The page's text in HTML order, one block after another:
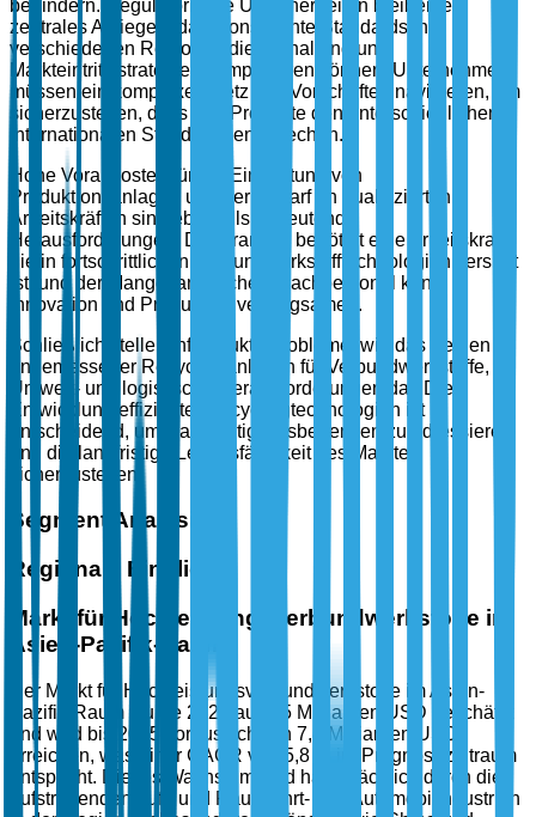
behindern. Regulatorische Unsicherheiten bleiben ein
zentrales Anliegen, da inkonsistente Standards in
verschiedenen Regionen die Einhaltung und
Markteintrittsstrategien komplizieren können. Unternehmen
müssen ein komplexes Netz von Vorschriften navigieren, um
sicherzustellen, dass ihre Produkte den unterschiedlichen
internationalen Standards entsprechen.
Hohe Vorabkosten für die Einrichtung von
Produktionsanlagen und der Bedarf an qualifizierten
Arbeitskräften sind ebenfalls bedeutende
Herausforderungen. Die Branche benötigt eine Arbeitskraft,
die in fortschrittlichen Verbundwerkstofftechnologien versiert
ist, und der Mangel an solchem Fachpersonal kann
Innovation und Produktion verlangsamen.
Schließlich stellen Infrastrukturprobleme, wie das Fehlen
angemessener Recyclinganlagen für Verbundwerkstoffe,
Umwelt- und logistische Herausforderungen dar. Die
Entwicklung effizienter Recyclingtechnologien ist
entscheidend, um Nachhaltigkeitsbedenken zu adressieren
und die langfristige Lebensfähigkeit des Marktes
sicherzustellen.
Segment Analysis
Regionale Einblicke
Markt für Hochleistungsverbundwerkstoffe im
Asien-Pazifik-Raum
Der Markt für Hochleistungsverbundwerkstoffe im Asien-
Pazifik-Raum wurde 2025 auf 4,5 Milliarden USD geschätzt
und wird bis 2035 voraussichtlich 7,8 Milliarden USD
erreichen, was einer CAGR von 5,8 % im Prognosezeitraum
entspricht. Dieses Wachstum wird hauptsächlich durch die
aufstrebenden Luft- und Raumfahrt- und Automobilindustrien